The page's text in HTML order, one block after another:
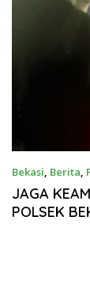
Bekasi, Berita,
JAGA
POLSEK